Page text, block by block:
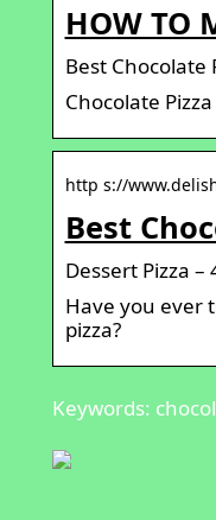
HOW TO
Best Chocolate
Chocolate
http s://
Best
Dessert Pizza –
Have you ever
pizza?
Keywords: